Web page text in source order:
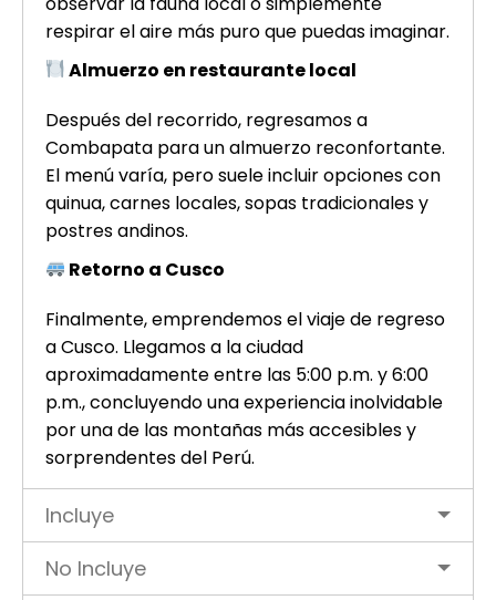
respirar el aire más puro que puedas imaginar.
Almuerzo en restaurante local
Después del recorrido, regresamos a
Combapata para un almuerzo reconfortante.
El menú varía, pero suele incluir opciones con
quinua, carnes locales, sopas tradicionales y
postres andinos.
Retorno a Cusco
Finalmente, emprendemos el viaje de regreso
a Cusco. Llegamos a la ciudad
aproximadamente entre las 5:00 p.m. y 6:00
p.m., concluyendo una experiencia inolvidable
por una de las montañas más accesibles y
sorprendentes del Perú.
Incluye
No Incluye